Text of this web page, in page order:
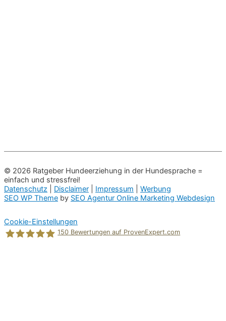
© 2026 Ratgeber Hundeerziehung in der Hundesprache =
einfach und stressfrei!
Datenschutz
Disclaimer Impressum
Werbung
SEO WP Theme by SEO Agentur Online Marketing Webdesign
Cookie-Einstellungen
150 Bewertungen auf ProvenExpert.com